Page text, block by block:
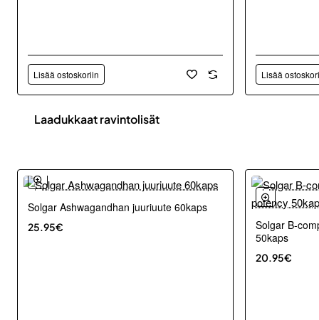
Lisää ostoskoriin Lisää
Laadukkaat ravintolisät
Solgar Ashwagandhan juuriuute 60kaps
25.95€
Solgar B-
50kaps
20.95€